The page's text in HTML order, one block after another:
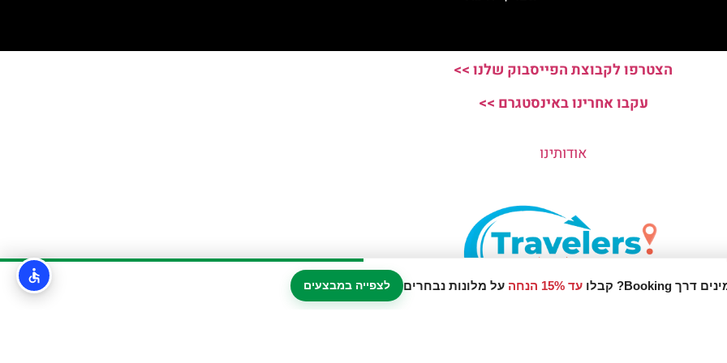
עד 15% הנחה על מלונות נבחרים לצפייה במבצעים
הצטרפו לקבוצת הפייסבוק שלנו >>
עקבו אחרינו באינסטגרם >>
אודותינו